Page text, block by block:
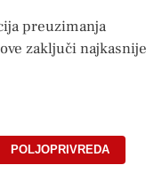
preuzimanja
zaključi najkasnije
POLJOPRIVREDA